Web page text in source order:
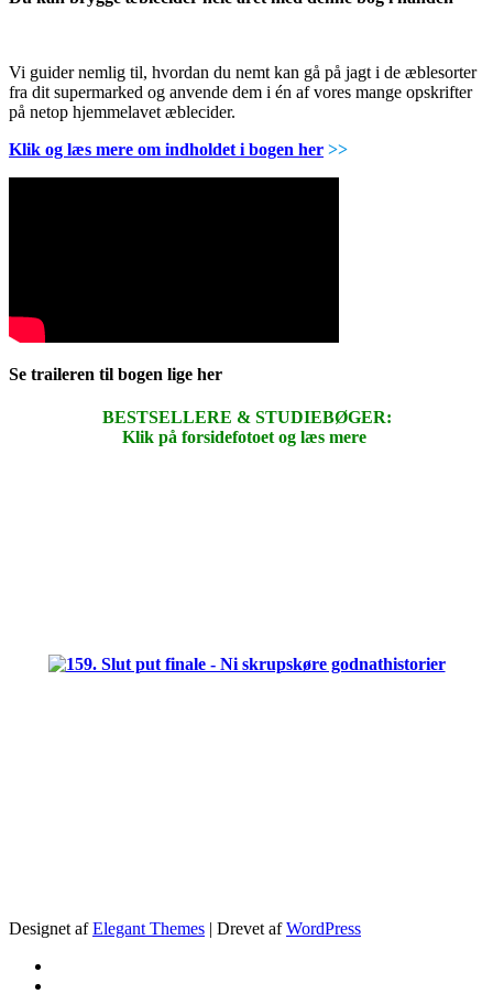
Vi guider nemlig til, hvordan du nemt kan gå på jagt i de æblesorter
fra dit supermarked og anvende dem i én af vores mange opskrifter
på netop hjemmelavet æblecider.
Klik og læs mere om indholdet i bogen her >>
Se traileren til bogen lige her
BESTSELLERE & STUDIEBØGER:
Klik på forsidefotoet og læs mere
Designet afElegant Themes | Drevet afWordPress